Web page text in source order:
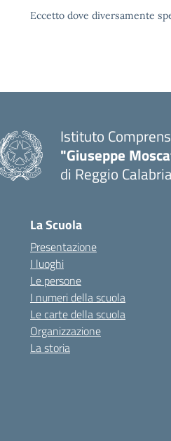
Eccetto dove diversamente
Istituto
"Giuseppe
di Reggio
La Scuola
Presentazione
I luoghi
Le persone
I numeri della scuola
Le carte della scuola
Organizzazione
La storia